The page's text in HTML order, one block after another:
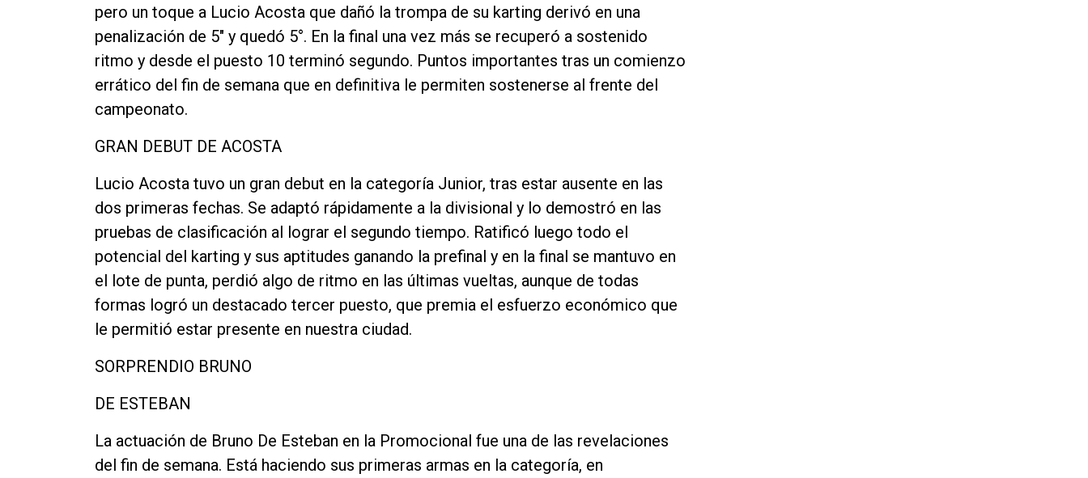
pero un toque a Lucio Acosta que dañó la trompa de su karting derivó en una
penalización de 5" y quedó 5°. En la final una vez más se recuperó a sostenido
ritmo y desde el puesto 10 terminó segundo. Puntos importantes tras un comienzo
errático del fin de semana que en definitiva le permiten sostenerse al frente del
campeonato.
GRAN DEBUT DE ACOSTA
Lucio Acosta tuvo un gran debut en la categoría Junior, tras estar ausente en las
dos primeras fechas. Se adaptó rápidamente a la divisional y lo demostró en las
pruebas de clasificación al lograr el segundo tiempo. Ratificó luego todo el
potencial del karting y sus aptitudes ganando la prefinal y en la final se mantuvo en
el lote de punta, perdió algo de ritmo en las últimas vueltas, aunque de todas
formas logró un destacado tercer puesto, que premia el esfuerzo económico que
le permitió estar presente en nuestra ciudad.
SORPRENDIO BRUNO
DE ESTEBAN
La actuación de Bruno De Esteban en la Promocional fue una de las revelaciones
del fin de semana. Está haciendo sus primeras armas en la categoría, en